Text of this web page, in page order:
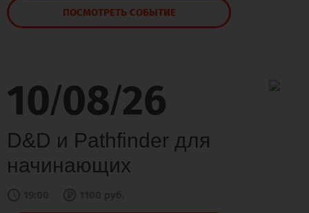
ПОСМОТРЕТЬ СОБЫТИЕ
10/08/26
D&D и Pathfinder для
начинающих